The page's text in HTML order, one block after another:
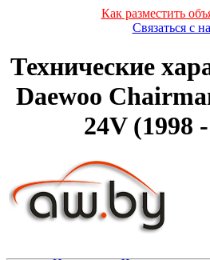
Как разместить
Связаться с
Технические
Daewoo
24V (1998